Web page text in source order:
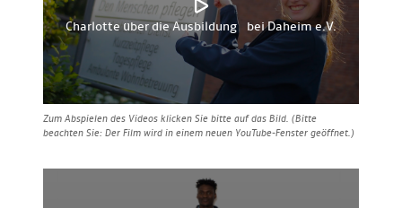
Charlotte über die Ausbildung bei Daheim e.V.
Zum Abspielen des Videos klicken Sie bitte auf das Bild. (Bitte
beachten Sie: Der Film wird in einem neuen YouTube-Fenster geöffnet.)